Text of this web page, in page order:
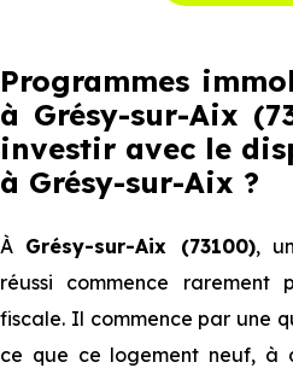
Programmes
à Grésy-sur-Aix
investir avec le
à Grésy-sur-Aix ?
À Grésy-sur-Aix (73100),
réussi commence rarement
fiscale. Il commence par une
ce que ce logement neuf, à